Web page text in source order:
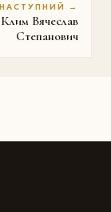
НАСТУПНИЙ →
Клим Вячеслав
Степанович